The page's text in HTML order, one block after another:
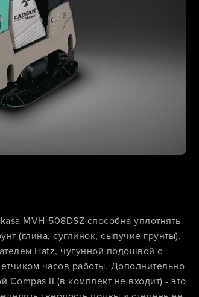
MVH-508DSZ способна уплотнять
(глина, суглинок, сыпучие грунты).
Hatz, чугунной подошвой с
часов работы. Дополнительно
Compas II (в комплект не входит) - это